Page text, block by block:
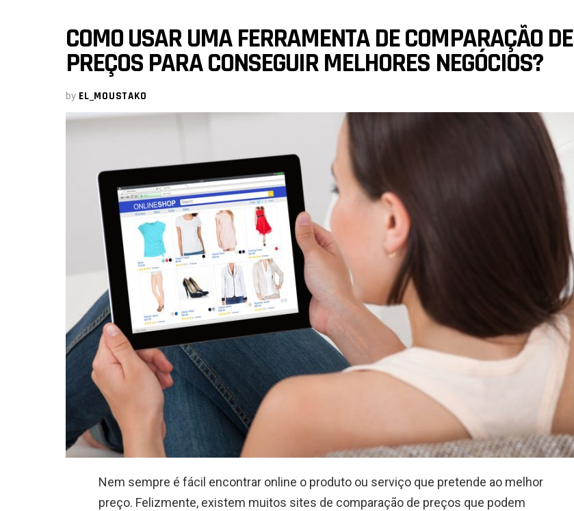
COMO USAR UMA FERRAMENTA DE COMPARAÇÃO DE
PREÇOS PARA CONSEGUIR MELHORES NEGÓCIOS?
by EL_MOUSTAKO
Nem sempre é fácil encontrar online o produto ou serviço que pretende ao melhor
preço. Felizmente, existem muitos sites de comparação de preços que podem